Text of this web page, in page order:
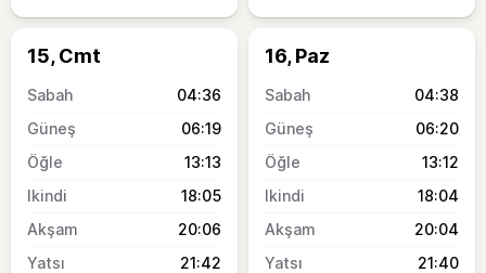
15, Cmt
04:36
06:19
13:13
18:05
20:06
21:42
16, Paz
04:38
06:20
13:12
18:04
20:04
21:40